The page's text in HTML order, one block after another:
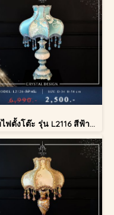
โคมไฟตั้งโต๊ะ รุ่น L2116 สีฟ้าครีม (ตั้งโต๊ะ)